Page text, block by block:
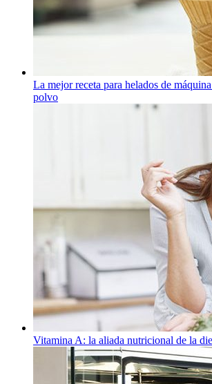
La mejor receta para helados de
polvo
Vitamina A: la aliada nutricional de la